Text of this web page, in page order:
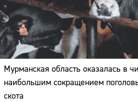
Мурманская область оказалась в
наибольшим сокращением
скота